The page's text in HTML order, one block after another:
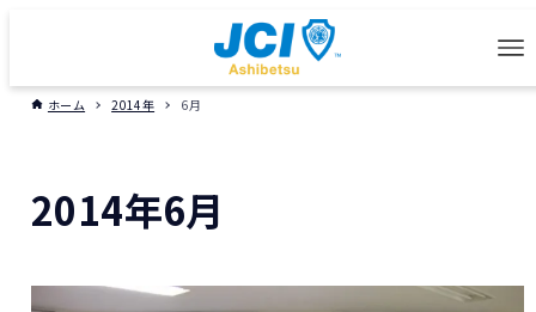
ホーム 2014年 6月
2014年6月